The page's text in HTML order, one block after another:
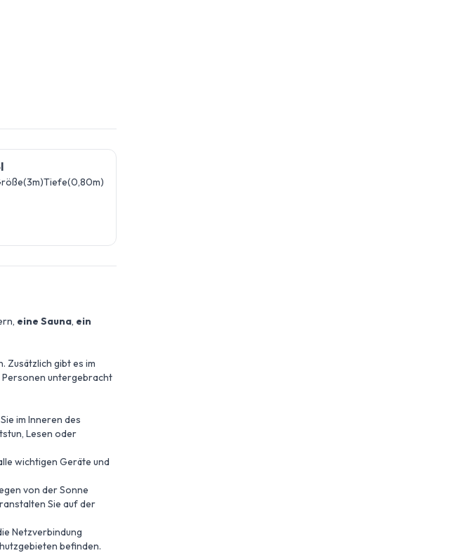
Tiefe(0,80m)
eine Sauna, ein
Zusätzlich gibt es im
Personen untergebracht
im Inneren des
Lesen oder
wichtigen Geräte und
von der Sonne
Sie auf der
Netzverbindung
befinden.